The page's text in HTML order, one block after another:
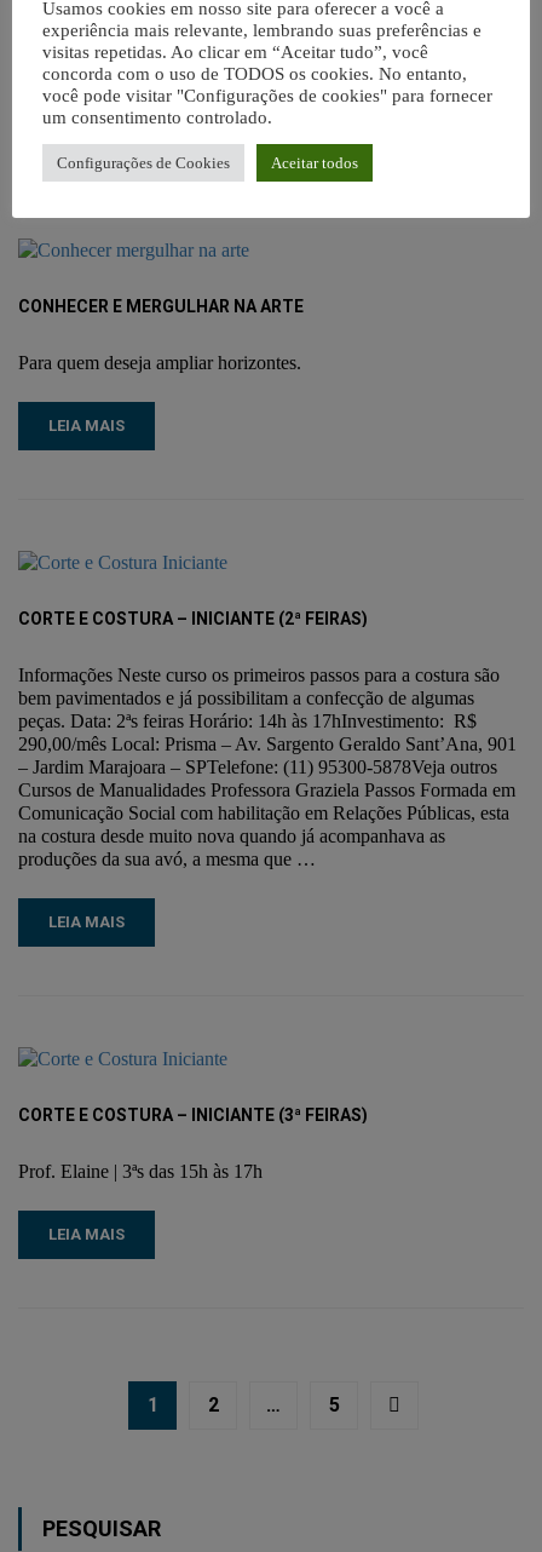
lição. A costura criativa preenche a vida com beleza, ocupa a
mente e as mãos com o desejo de transformar tecidos em lindas
peças.
LEIA MAIS
CONHECER E MERGULHAR NA ARTE
Para quem deseja ampliar horizontes.
LEIA MAIS
CORTE E COSTURA – INICIANTE (2ª FEIRAS)
Informações Neste curso os primeiros passos para a costura são
bem pavimentados e já possibilitam a confecção de algumas
peças. Data: 2ªs feiras Horário: 14h às 17hInvestimento: R$
290,00/mês Local: Prisma – Av. Sargento Geraldo Sant’Ana, 901
– Jardim Marajoara – SPTelefone: (11) 95300-5878Veja outros
Cursos de Manualidades Professora Graziela Passos Formada em
Comunicação Social com habilitação em Relações Públicas, esta
na costura desde muito nova quando já acompanhava as
produções da sua avó, a mesma que …
LEIA MAIS
CORTE E COSTURA – INICIANTE (3ª FEIRAS)
Prof. Elaine | 3ªs das 15h às 17h
LEIA MAIS
1 2 … 5
PESQUISAR
Usamos cookies em nosso site para oferecer a você a
experiência mais relevante, lembrando suas preferências e
visitas repetidas. Ao clicar em “Aceitar tudo”, você
concorda com o uso de TODOS os cookies. No entanto,
você pode visitar "Configurações de cookies" para fornecer
um consentimento controlado.
Configurações de Cookies Aceitar todos